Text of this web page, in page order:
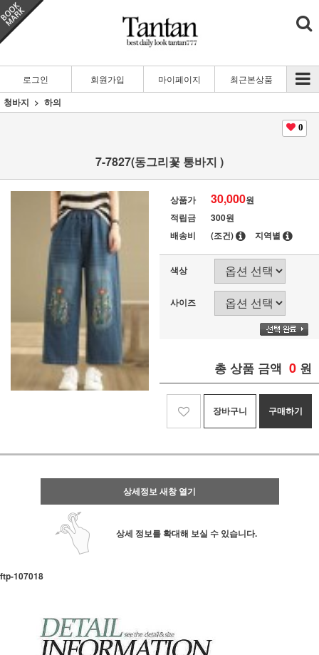
로그인 회원가입 마이페이지 최근본상품
청바지 하의
0
7-7827(동그리꽃 통바지 )
상품가 30,000원
적립금
300원
배송비
(조건) 지역별
색상
사이즈
총 상품 금액 0 원
장바구니 구매하기
상세정보 새창 열기
상세 정보를 확대해 보실 수 있습니다.
ftp- 107018